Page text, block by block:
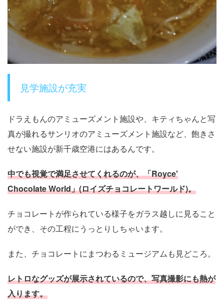
見学施設が充実
ドラえもんのアミューズメント施設や、キティちゃんと写
真が撮れるサンリオのアミューズメント施設など、飽きさ
せない施設が新千歳空港にはあるんです。
中でも視覚で満足させてくれるのが、「Royce'
Chocolate World」(ロイズチョコレートワールド)。
チョコレートが作られている様子をガラス越しに見ること
ができ、その工程にうっとりしちゃいます。
また、チョコレートにまつわるミュージアムも見どころ。
レトロなグッズが展示されているので、写真撮影にも熱が
入ります。